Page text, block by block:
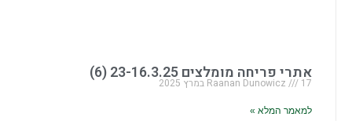
אתרי פריחה מומלצים 23-16.3.25 (6)
Raanan Dunowicz 17 במרץ 2025
למאמר המלא »